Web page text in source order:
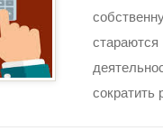
сократить